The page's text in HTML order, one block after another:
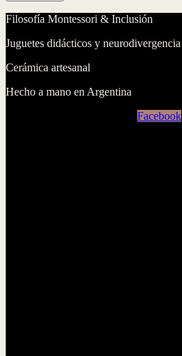
Filosofía Montessori & Inclusión
Juguetes didácticos y neurodivergencia
Cerámica artesanal
Hecho a mano en Argentina
Facebook